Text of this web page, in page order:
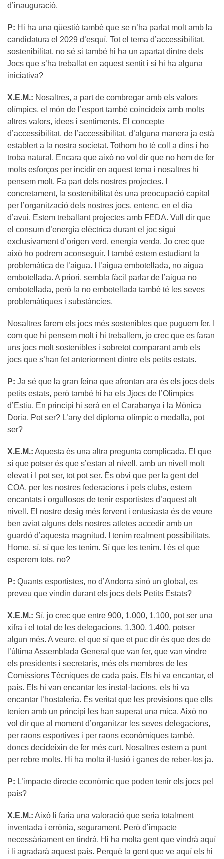
d’inauguració.
P: Hi ha una qüestió també que se n’ha parlat molt amb la
candidatura el 2029 d’esquí. Tot el tema d’accessibilitat,
sostenibilitat, no sé si també hi ha un apartat dintre dels
Jocs que s’ha treballat en aquest sentit i si hi ha alguna
iniciativa?
X.E.M.: Nosaltres, a part de combregar amb els valors
olímpics, el món de l’esport també coincideix amb molts
altres valors, idees i sentiments. El concepte
d’accessibilitat, de l’accessibilitat, d’alguna manera ja està
establert a la nostra societat. Tothom ho té coll a dins i ho
troba natural. Encara que això no vol dir que no hem de fer
molts esforços per incidir en aquest tema i nosaltres hi
pensem molt. Fa part dels nostres projectes. I
concretament, la sostenibilitat és una preocupació capital
per l’organització dels nostres jocs, entenc, en el dia
d’avui. Estem treballant projectes amb FEDA. Vull dir que
el consum d’energia elèctrica durant el joc sigui
exclusivament d’origen verd, energia verda. Jo crec que
això ho podrem aconseguir. I també estem estudiant la
problemàtica de l’aigua. I l’aigua embotellada, no aigua
embotellada. A priori, sembla fàcil parlar de l’aigua no
embotellada, però la no embotellada també té les seves
problemàtiques i substàncies.
Nosaltres farem els jocs més sostenibles que puguem fer. I
com que hi pensem molt i hi treballem, jo crec que es faran
uns jocs molt sostenibles i sobretot comparant amb els
jocs que s’han fet anteriorment dintre els petits estats.
P: Ja sé que la gran feina que afrontan ara és els jocs dels
petits estats, però també hi ha els Jjocs de l’Olimpics
d’Estiu. En principi hi serà en el Carabanya i la Mònica
Doria. Pot ser? L’any del diploma olímpic o medalla, pot
ser?
X.E.M.: Aquesta és una altra pregunta complicada. El que
sí que potser és que s’estan al nivell, amb un nivell molt
elevat i I pot ser, tot pot ser. És obvi que per la gent del
COA, per les nostres federacions i pels clubs, estem
encantats i orgullosos de tenir esportistes d’aquest alt
nivell. El nostre desig més fervent i entusiasta és de veure
ben aviat alguns dels nostres atletes accedir amb un
guardó d’aquesta magnitud. I tenim realment possibilitats.
Home, sí, sí que les tenim. Sí que les tenim. I és el que
esperem tots, no?
P: Quants esportistes, no d’Andorra sinó un global, es
preveu que vindin durant els jocs dels Petits Estats?
X.E.M.: Sí, jo crec que entre 900, 1.000, 1.100, pot ser una
xifra i el total de les delegacions, 1.300, 1.400, potser
algun més. A veure, el que sí que et puc dir és que des de
l’última Assemblada General que van fer, que van vindre
els presidents i secretaris, més els membres de les
Comissions Tècniques de cada país. Els hi va encantar, el
país. Els hi van encantar les instal·lacions, els hi va
encantar l’hostaleria. És veritat que les previsions que ells
tenien amb un principi les han superat una mica. Això no
vol dir que al moment d’organitzar les seves delegacions,
per raons esportives i per raons econòmiques també,
doncs decideixin de fer més curt. Nosaltres estem a punt
per rebre molts. Hi ha molta il·lusió i ganes de reber-los ja.
P: L’impacte directe econòmic que poden tenir els jocs pel
país?
X.E.M.: Això li faria una valoració que seria totalment
inventada i errònia, segurament. Però d’impacte
necessàriament en tindrà. Hi ha molta gent que vindrà aquí
i li agradarà aquest país. Perquè la gent que ve aquí els hi